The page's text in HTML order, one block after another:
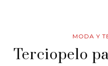
MODA Y
Terciopelo